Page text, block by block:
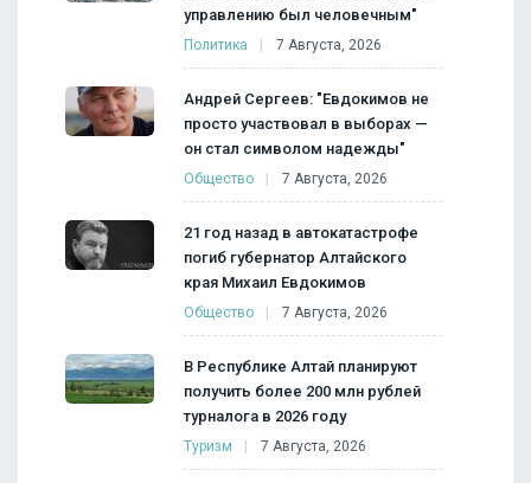
управлению был человечным"
Политика 7 Августа, 2026
Андрей Сергеев: "Евдокимов не
просто участвовал в выборах —
он стал символом надежды"
Общество 7 Августа, 2026
21 год назад в автокатастрофе
погиб губернатор Алтайского
края Михаил Евдокимов
Общество 7 Августа, 2026
В Республике Алтай планируют
получить более 200 млн рублей
турналога в 2026 году
Туризм 7 Августа, 2026